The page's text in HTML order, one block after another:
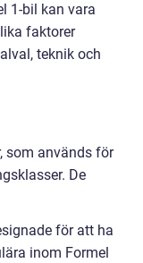
1-bil kan vara
faktorer
teknik och
som används för
De
för att ha
inom Formel